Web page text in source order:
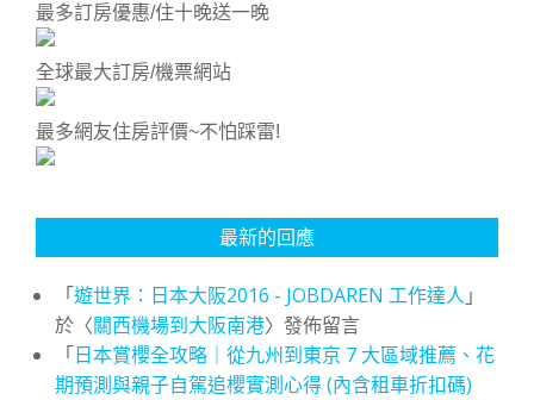
最多訂房優惠/住十晚送一晚
全球最大訂房/機票網站
最多網友住房評價~不怕踩雷!
最新的回應
「遊世界：日本大阪2016 - JOBDAREN 工作達人 」
於〈關西機場到大阪南港〉發佈留言
「日本賞櫻全攻略｜從九州到東京 7 大區域推薦、花
期預測與親子自駕追櫻實測心得 (內含租車折扣碼)